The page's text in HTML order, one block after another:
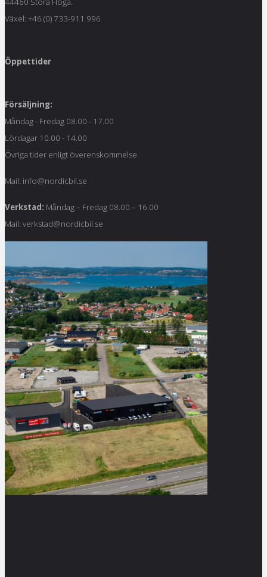
Växel: +46 (0) 733-911 996
Öppettider
Försäljning:
Måndag - Fredag 08.00 - 17.00
Lördagar 10.00 - 14.00
Övriga tider enligt överenskommelse.
Mail: info@nordicbil.se
Verkstad: Måndag – Fredag 08.00 – 16.00
Mail: verkstad@nordicbil.se